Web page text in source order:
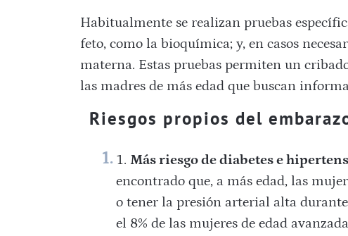
Habitualmente se realizan pruebas
feto, como la bioquímica; y, en casos
materna. Estas pruebas permiten un
las madres de más edad que buscan
Riesgos propios del
Más riesgo de diabetes e
encontrado que, a más edad, las
o tener la presión arterial alta
el 8% de las mujeres de edad